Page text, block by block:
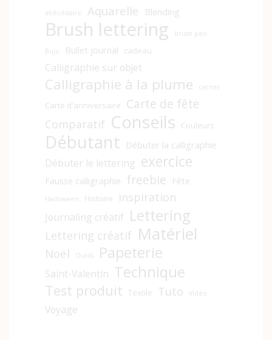
abécédaire Aquarelle Blending
Brush lettering brush pen
Bujo Bullet journal cadeau
Calligraphie sur objet
Calligraphie à la plume carnet
Carte d'anniversaire Carte de fête
Comparatif Conseils Couleurs
Débutant Débuter la calligraphie
Débuter le lettering exercice
Fausse calligraphie freebie Fête
Halloween Histoire inspiration
Journaling créatif Lettering
Lettering créatif Matériel
Noël Outils Papeterie
Saint-Valentin Technique
Test produit Textile Tuto Vidéo
Voyage